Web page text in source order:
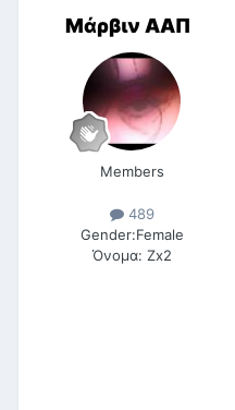
Μάρβιν ΑΑΠ
Members
489
Gender:Female
Όνομα: Ζx2